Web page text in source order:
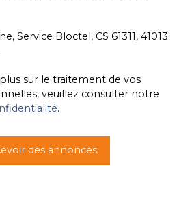
Service Bloctel, CS 61311, 41013
sur le traitement de vos
veuillez consulter notre
.
des annonces